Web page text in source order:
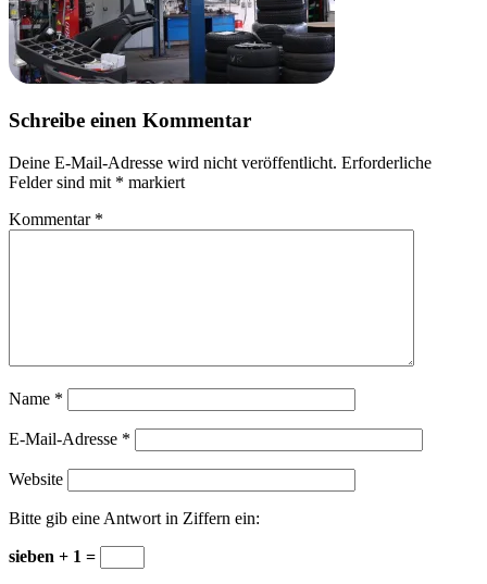
Schreibe einen Kommentar
Deine E-Mail-Adresse wird nicht veröffentlicht. Erforderliche
Felder sind mit * markiert
Kommentar *
Name *
E-Mail-Adresse *
Website
Bitte gib eine Antwort in Ziffern ein:
sieben + 1 =